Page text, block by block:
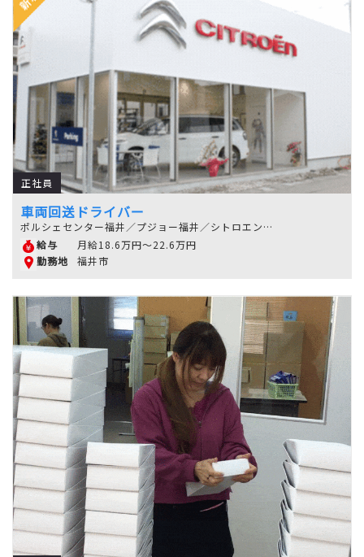
正社員
車両回送ドライバー
ポルシェセンター福井／プジョー福井／シトロエン福井
給与
月給18.6万円～22.6万円
勤務地
福井市